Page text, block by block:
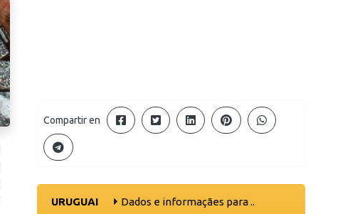
Compartir en
URUGUAI
Dados e informaçães para ..